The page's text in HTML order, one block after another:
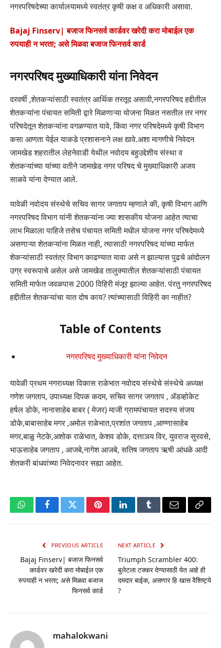
नगरपरिषदेच्या कार्यालयामध्ये स्वतंत्र कृषी कक्ष व अधिकारी असावा.
Bajaj Finserv| बजाज फिनसर्व कार्डवर खरेदी करा मोबाईल एक
रुपयाही न भरता; असे मिळवा बजाज फिनसर्व कार्ड
नगरपरिषद मुख्याधिकारी यांना निवेदन
दरवर्षी ,शेतकऱ्यांसाठी स्वतंत्र आर्थिक तरतूद असावी,नगरपरिषद हद्दीतील
शेतकऱ्यांना पंचायत समिती द्वारे मिळणाऱ्या योजना मिळत नसतील तर नगर
परिषदेतून शेतकऱ्यांना वगळण्यात यावे, किंवा नगर परिषदेमध्ये कृषी विभाग
कसा आणता येईल याकडे प्रशासनाने लक्ष द्यावे.अशा मागणीचे निवेदन
जामखेड शहरातील लेहनेवाडी येथील नवोदय बहुउद्देशीय संस्था व
शेतकऱ्यांच्या यांच्या वतीने जामखेड नगर परिषद चे मुख्याधिकारी अजय
साळवे यांना देण्यात आले.
यावेळी नवोदय संस्थेचे सचिव सागर जगताप म्हणाले की, कृषी विभाग आणि
नगरपरिषद विभाग यांनी शेतकऱ्यांना ज्या शासकीय योजना आहेत त्याचा
लाभ मिळाला पाहिजे तसेच पंचायत समिती मधील योजना नगर परिषदेमध्ये
असणाऱ्या शेतकऱ्यांना मिळत नाही, त्यासाठी नगरपरिषद यांच्या मार्फत
शेकऱ्यांसाठी स्वतंत्र विभाग काढण्यात यावा असे न झाल्यास पुढचे आंदोलन
उग्र स्वरूपाचे असेल असे जामखेड तालुक्यातील शेतकऱ्यांसाठी पंचायत
समिती मार्फत जवळपास 2000 विहिरी मंजूर झाल्या आहेत. पंरतु नगरपरिषद
हद्दीतील शेतकऱ्यांचा यात दोष काय? त्यांच्यासाठी विहिरी का नाहीत?
Table of Contents
नगरपरिषद मुख्याधिकारी यांना निवेदन
यावेळी प्रथम नगराध्यक्ष विकास राळेभात नवोदय संस्थेचे संस्थेचे अध्यक्ष
गणेश जगताप, उपाध्यक्ष दिपक कदम, सचिव सागर जगताप , ॲडव्होकेट
हर्षल डोके, नानासाहेब बाबर ( मेजर) माजी ग्रामपंचायत सदस्य संजय
डोके,बाबासाहेब मगर ,अमोल राळेभात,प्रशांत जगताप ,आण्णासाहेब
मगर,बाळु नेटके,अशोक राळेभात, केशव डोके, दत्ताञय विर, युवराज सुरवसे,
भाऊसाहेब जगताप , आजबे,नागेश आजबे, सतिष जगताप ऋषी आंधळे आदी
शेतकरी बांधवांच्या निवेदनावर सह्या आहेत.
WhatsAppFacebookTwitterPinterestLinkedInTumblrEmail Copy
PREVIOUS ARTICLE
Bajaj Finserv| बजाज फिनसर्व
कार्डवर खरेदी करा मोबाईल एक
रुपयाही न भरता; असे मिळवा बजाज
फिनसर्व कार्ड
NEXT ARTICLE
Triumph Scrambler 400:
बुलेटला टक्कर देण्यासाठी येत आहे ही
दमदार बाईक, असणार हि खास वैशिष्ट्ये
?
mahalokwani